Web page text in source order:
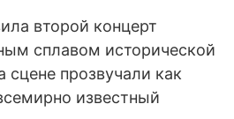
второй концерт
сплавом исторической
сцене прозвучали как
известный